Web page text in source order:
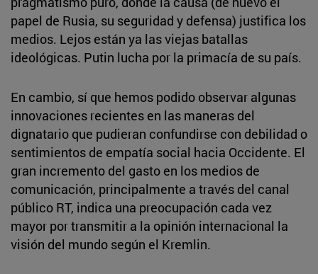
papel de Rusia, su seguridad y defensa) justifica los
medios. Lejos están ya las viejas batallas
ideológicas. Putin lucha por la primacía de su país.
En cambio, sí que hemos podido observar algunas
innovaciones recientes en las maneras del
dignatario que pudieran confundirse con debilidad o
sentimientos de empatía social hacia Occidente. El
gran incremento del gasto en los medios de
comunicación, principalmente a través del canal
público RT, indica una preocupación cada vez
mayor por transmitir a la opinión internacional la
visión del mundo según el Kremlin.